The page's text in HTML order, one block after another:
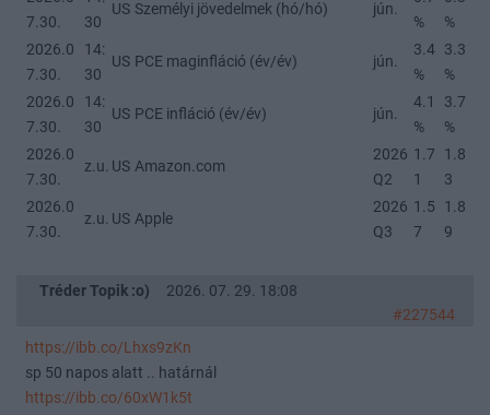
7.30.
30
US Személyi jövedelmek (hó/hó) jún.
%
%
2026.0
7.30.
14:
30
US PCE maginfláció (év/év) jún.
3.4
%
3.3
%
2026.0
7.30.
14:
30
US PCE infláció (év/év) jún.
4.1
%
3.7
%
2026.0
7.30.
z.u. US Amazon.com
2026
Q2
1.7
1
1.8
3
2026.0
7.30.
z.u. US Apple
2026
Q3
1.5
7
1.8
9
Tréder Topik :o)
2026. 07. 29. 18:08
#227544
https://ibb.co/Lhxs9zKn
sp 50 napos alatt .. határnál
https://ibb.co/60xW1k5t